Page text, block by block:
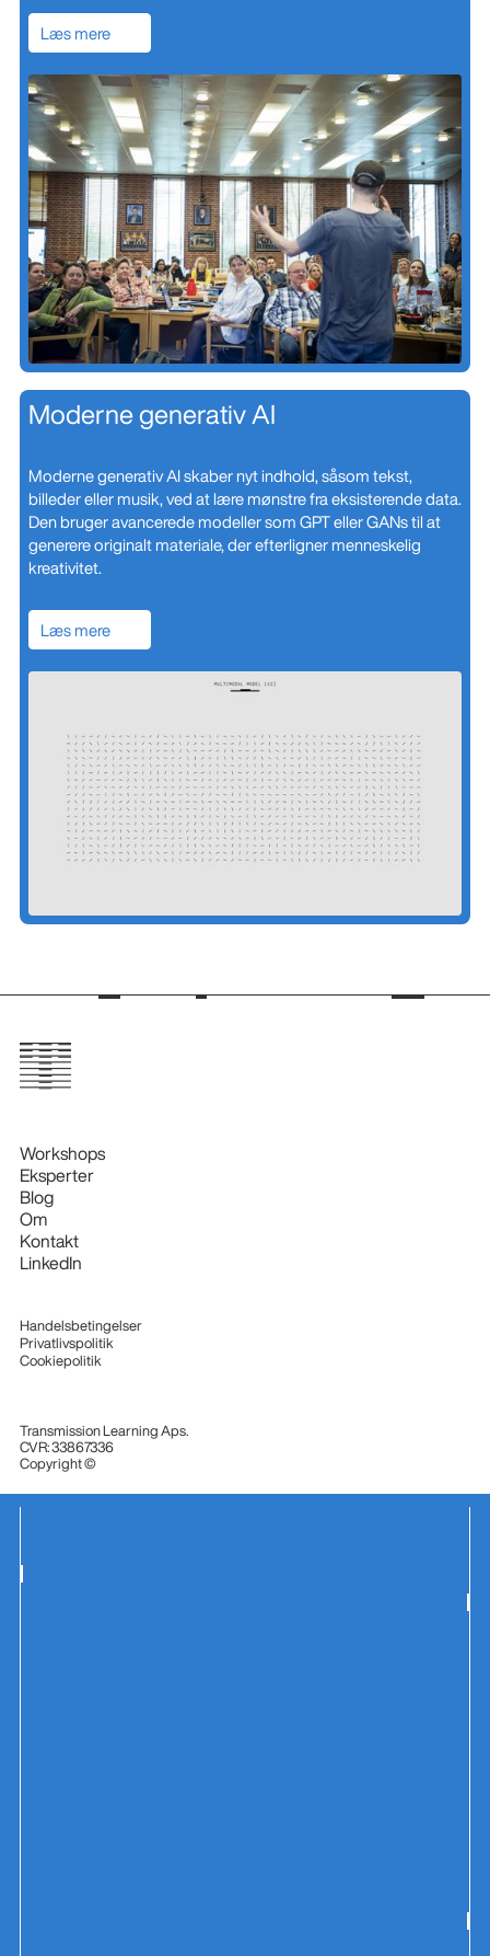
Læs mere
Moderne generativ AI
Moderne generativ AI skaber nyt indhold, såsom tekst,
billeder eller musik, ved at lære mønstre fra eksisterende data.
Den bruger avancerede modeller som GPT eller GANs til at
generere originalt materiale, der efterligner menneskelig
kreativitet.
Læs mere
Workshops
Eksperter
Blog
Om
Kontakt
LinkedIn
Handelsbetingelser
Privatlivspolitik
Cookiepolitik
Transmission Learning Aps.
CVR: 33867336
Copyright ©